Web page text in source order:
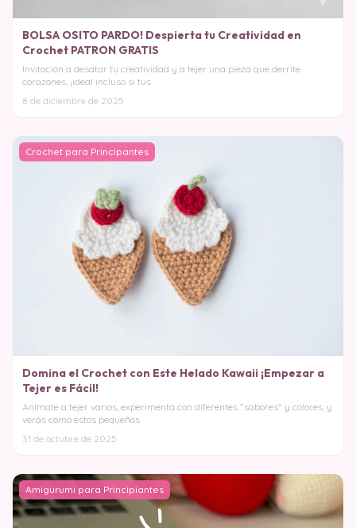
BOLSA OSITO PARDO! Despierta tu Creatividad en
Crochet PATRON GRATIS
Invitación a desatar tu creatividad y a tejer una pieza que derrite
corazones, ¡ideal incluso si tus
8 de diciembre de 2025
Crochet para Principantes
Domina el Crochet con Este Helado Kawaii ¡Empezar a
Tejer es Fácil!
Anímate a tejer varios, experimenta con diferentes "sabores" y colores, y
verás cómo estos pequeños
31 de octubre de 2025
Amigurumi para Principiantes